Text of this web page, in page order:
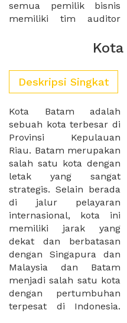
semua pemilik bisnis
memiliki tim auditor
Deskripsi Singkat
Kota Batam adalah
sebuah kota terbesar di
Provinsi Kepulauan
Riau. Batam merupakan
salah satu kota dengan
letak yang sangat
strategis. Selain berada
di jalur pelayaran
internasional, kota ini
memiliki jarak yang
dekat dan berbatasan
dengan Singapura dan
Malaysia dan Batam
menjadi salah satu kota
dengan pertumbuhan
terpesat di Indonesia.
Perekonomian di Batam
dapat berkembang
secara pesat karena
kota ini memiliki
industri berat dan
ringan. Industri berat di
dominasi oleh industri
galangan kapal, industri
fabrikasi,industri baja,
industri logam, dan
lainnya. Sedangkan
industri ringan meliputi
manufaktur, elektronik,